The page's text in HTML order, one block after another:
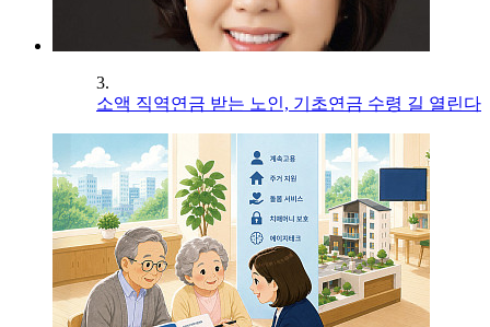
3.
소액 직역연금 받는 노인, 기초연금 수령 길 열린다